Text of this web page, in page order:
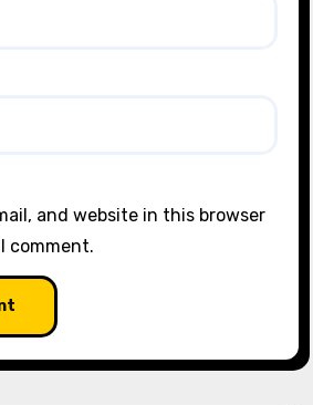
and website in this browser
comment.